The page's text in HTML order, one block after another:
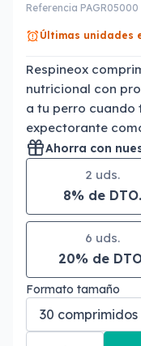
Referencia PAGR05000
Últimas unidades
Respineox
nutricional con
a tu perro cuando
expectorante
Ahorra con
2 uds.
8% de DTO.
6 uds.
20% de
Formato tamaño